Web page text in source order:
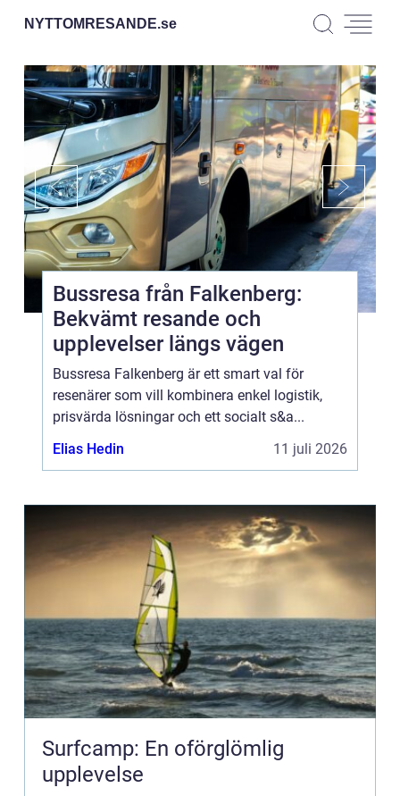
NYTTOMRESANDE.se
Bussresa från Falkenberg:
Bekvämt resande och
upplevelser längs vägen
Bussresa Falkenberg är ett smart val för
resenärer som vill kombinera enkel logistik,
prisvärda lösningar och ett socialt s&a...
Elias Hedin
11 juli 2026
Surfcamp: En oförglömlig
upplevelse